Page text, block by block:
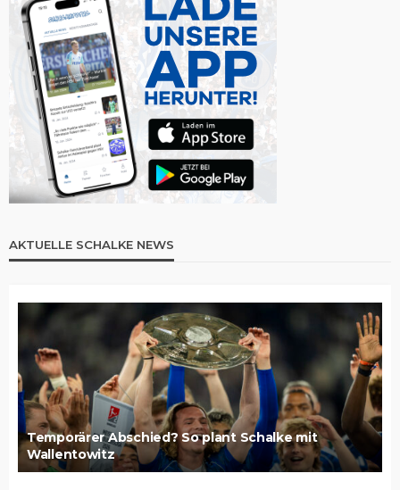
AKTUELLE SCHALKE NEWS
Temporärer Abschied? So plant Schalke mit
Wallentowitz